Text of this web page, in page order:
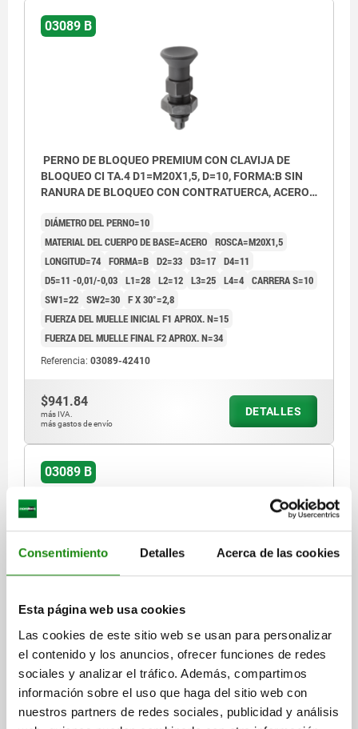
Consentimiento Detalles Acerca de las cookies
Esta página web usa cookies
Las cookies de este sitio web se usan para personalizar
el contenido y los anuncios, ofrecer funciones de redes
sociales y analizar el tráfico. Además, compartimos
información sobre el uso que haga del sitio web con
nuestros partners de redes sociales, publicidad y análisis
03089 B
PERNO DE BLOQUEO PREMIUM CON CLAVIJA DE
BLOQUEO CI TA.4 D1=M20X1,5, D=10, FORMA:B SIN
RANURA DE BLOQUEO CON CONTRATUERCA, ACERO
COMP:TERMOPLÁSTICO GRIS ANTRACITA RAL7021
DIÁMETRO DEL PERNO=10
MATERIAL DEL CUERPO DE BASE=ACERO ROSCA=M20X1,5
LONGITUD=74 FORMA=B D2=33 D3=17 D4=11
D5=11 -0,01/-0,03 L1=28 L2=12 L3=25 L4=4 CARRERA S=10
SW1=22 SW2=30 F X 30°=2,8
FUERZA DEL MUELLE INICIAL F1 APROX. N=15
FUERZA DEL MUELLE FINAL F2 APROX. N=34
Referencia: 03089-42410
$941.84
más IVA.
más gastos de envío
DETALLES
03089 B
PERNO DE BLOQUEO PREMIUM CON CLAVIJA DE
RANURA DE BLOQUEO CON CONTRATUERCA, ACERO
INOXIDABLE ENDURECIDO, PULIDO Y ACAB,
COMP:TERMOPLÁSTICO GRIS ANTRACITA RAL7021
DIÁMETRO DEL PERNO=5
MATERIAL DEL CUERPO DE BASE=ACERO INOXIDABLE
ROSCA=M10X1
LONGITUD=43,5 FORMA=B D2=21 D3=8